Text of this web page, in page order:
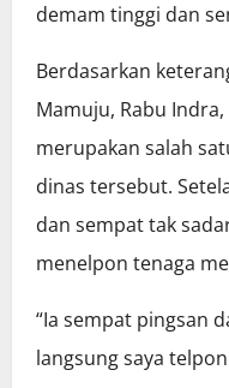
demam tinggi dan
Berdasarkan
Mamuju, Rabu
merupakan salah
dinas tersebut.
dan sempat tak
menelpon tenaga
“Ia sempat pingsan
langsung saya